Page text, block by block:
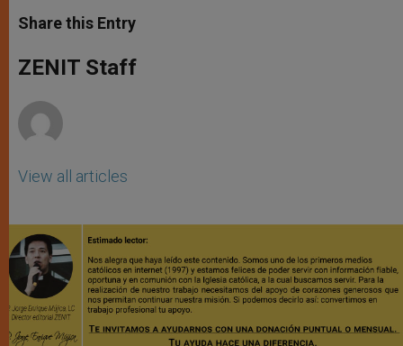
t
s
p
p
s
e
g
e
e
b
o
k
Share this Entry
ZENIT Staff
View all articles